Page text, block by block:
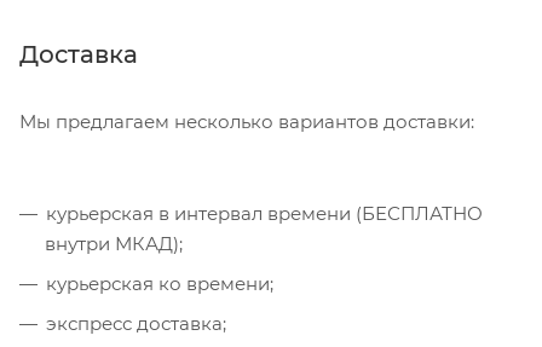
Доставка
Мы предлагаем несколько вариантов доставки:
курьерская в интервал времени (БЕСПЛАТНО
внутри МКАД);
курьерская ко времени;
экспресс доставка;